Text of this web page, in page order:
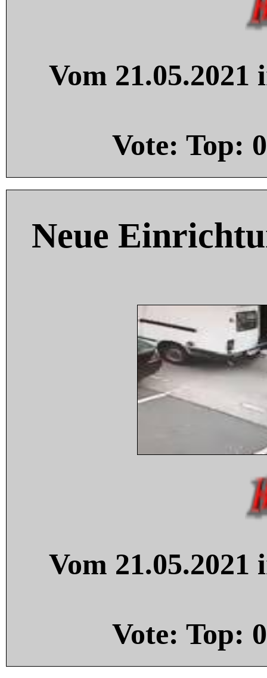
Vom
Vote: Top: 0
Neue
Vom
Vote: Top: 0